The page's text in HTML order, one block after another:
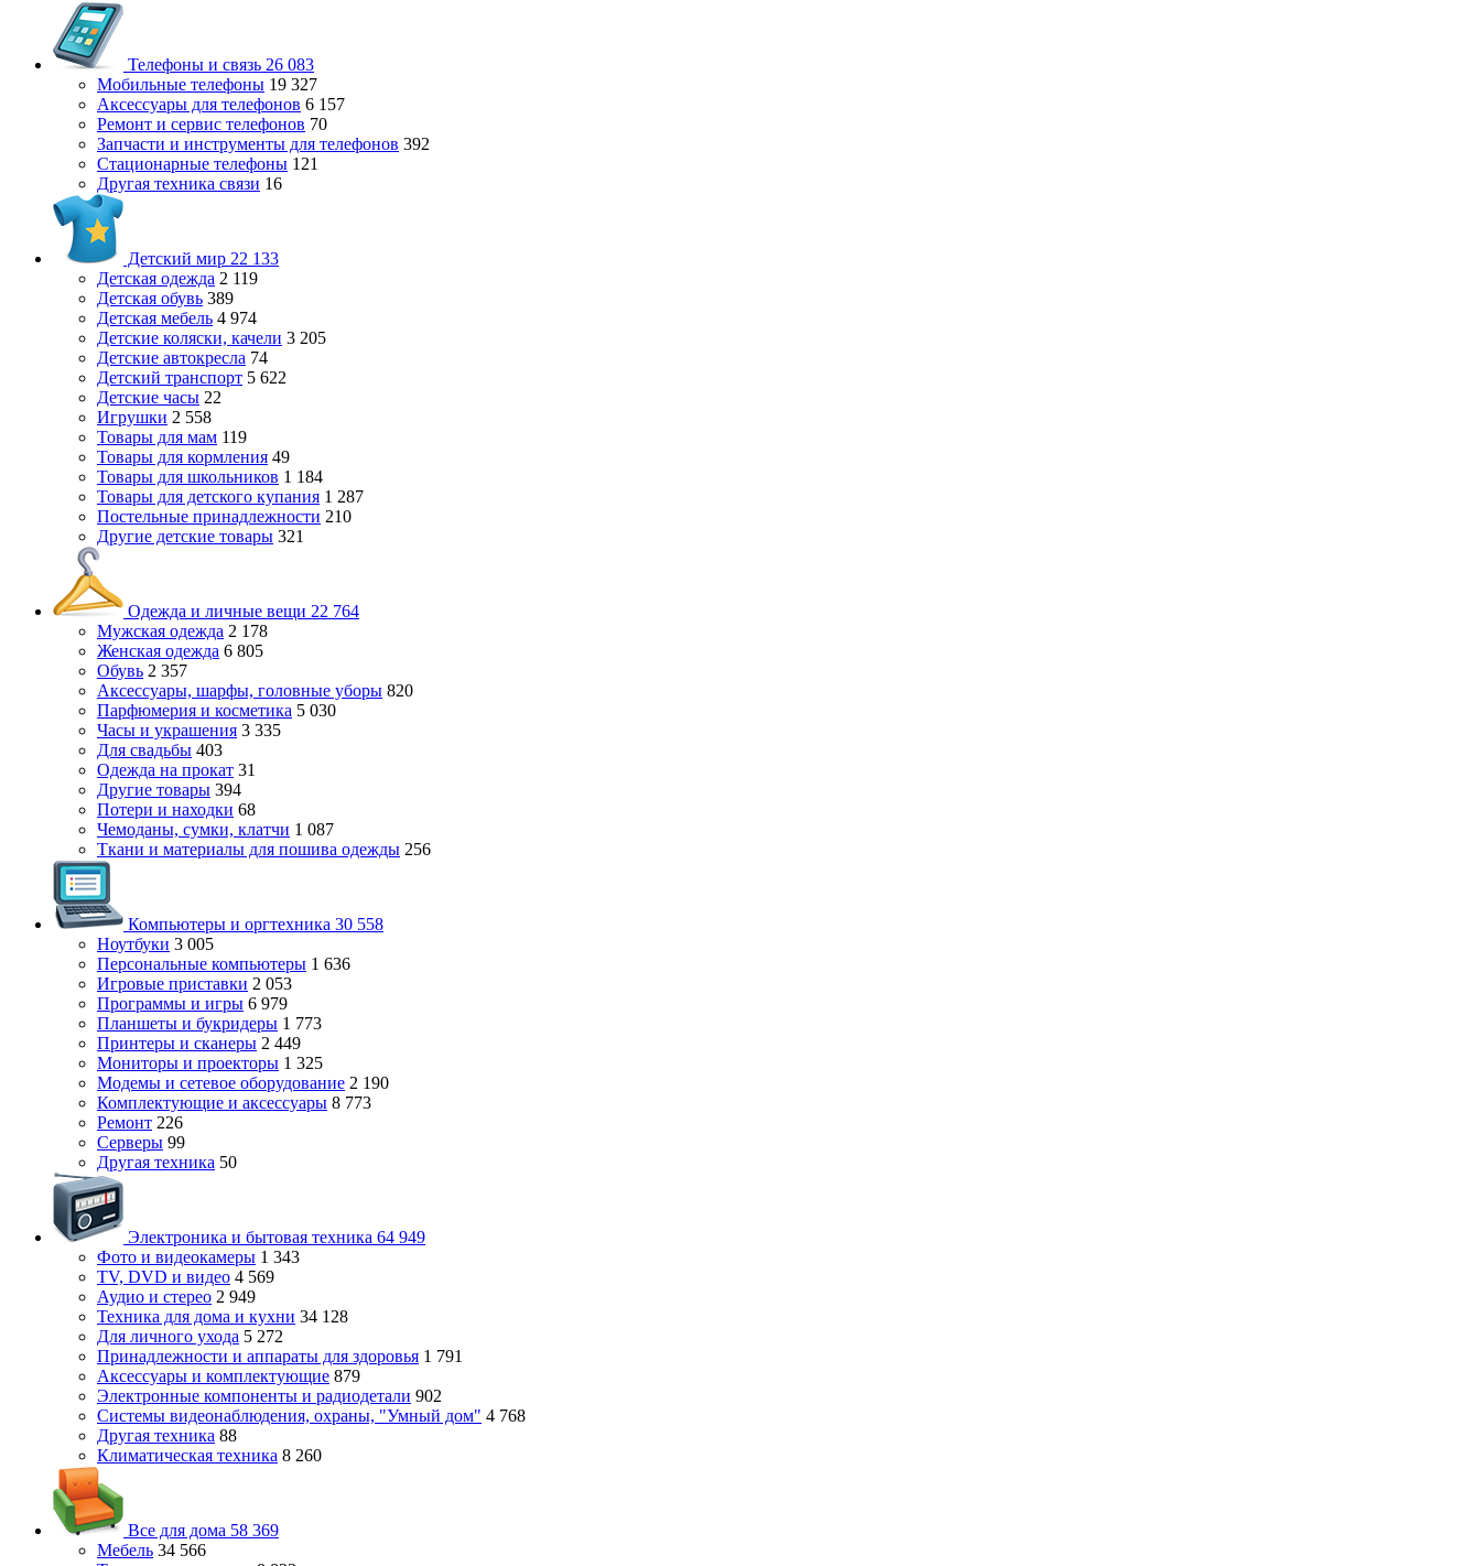
Телефоны и связь 26 083
Мобильные телефоны 19 327
Аксессуары для телефонов 6 157
Ремонт и сервис телефонов 70
Запчасти и инструменты для телефонов 392
Стационарные телефоны 121
Другая техника связи 16
Детский мир 22 133
Детская одежда 2 119
Детская обувь 389
Детская мебель 4 974
Детские коляски, качели 3 205
Детские автокресла 74
Детский транспорт 5 622
Детские часы 22
Игрушки 2 558
Товары для мам 119
Товары для кормления 49
Товары для школьников 1 184
Товары для детского купания 1 287
Постельные принадлежности 210
Другие детские товары 321
Одежда и личные вещи 22 764
Мужская одежда 2 178
Женская одежда 6 805
Обувь 2 357
Аксессуары, шарфы, головные уборы 820
Парфюмерия и косметика 5 030
Часы и украшения 3 335
Для свадьбы 403
Одежда на прокат 31
Другие товары 394
Потери и находки 68
Чемоданы, сумки, клатчи 1 087
Ткани и материалы для пошива одежды 256
Компьютеры и оргтехника 30 558
Ноутбуки 3 005
Персональные компьютеры 1 636
Игровые приставки 2 053
Программы и игры 6 979
Планшеты и букридеры 1 773
Принтеры и сканеры 2 449
Мониторы и проекторы 1 325
Модемы и сетевое оборудование 2 190
Комплектующие и аксессуары 8 773
Ремонт 226
Серверы 99
Другая техника 50
Электроника и бытовая техника 64 949
Фото и видеокамеры 1 343
TV, DVD и видео 4 569
Аудио и стерео 2 949
Техника для дома и кухни 34 128
Для личного ухода 5 272
Принадлежности и аппараты для здоровья 1 791
Аксессуары и комплектующие 879
Электронные компоненты и радиодетали 902
Системы видеонаблюдения, охраны, "Умный дом" 4 768
Другая техника 88
Климатическая техника 8 260
Все для дома 58 369
Мебель 34 566